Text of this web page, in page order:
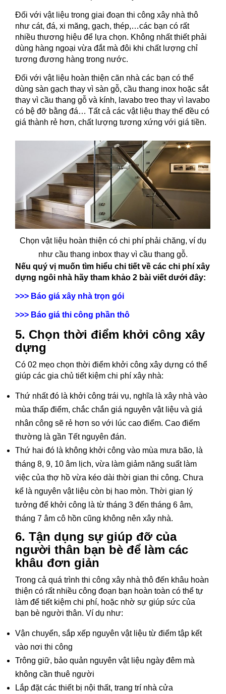
Đối với vật liệu trong giai đoạn thi công xây nhà thô
như cát, đá, xi măng, gạch, thép,…các bạn có rất
nhiều thương hiệu để lựa chọn. Không nhất thiết phải
dùng hàng ngoại vừa đắt mà đôi khi chất lượng chỉ
tương đương hàng trong nước.
Đối với vật liệu hoàn thiện căn nhà các bạn có thể
dùng sàn gạch thay vì sàn gỗ, cầu thang inox hoặc sắt
thay vì cầu thang gỗ và kính, lavabo treo thay vì lavabo
có bệ đỡ bằng đá… Tất cả các vật liệu thay thế đều có
giá thành rẻ hơn, chất lượng tương xứng với giá tiền.
Chọn vật liệu hoàn thiện có chi phí phải chăng, ví dụ
như cầu thang inbox thay vì cầu thang gỗ.
Nếu quý vị muốn tìm hiểu chi tiết về các chi phí xây
dựng ngôi nhà hãy tham khảo 2 bài viết dưới đây:
>>> Báo giá xây nhà trọn gói
>>> Báo giá thi công phần thô
5. Chọn thời điểm khởi công xây
dựng
Có 02 mẹo chọn thời điểm khởi công xây dựng có thể
giúp các gia chủ tiết kiệm chi phí xây nhà:
Thứ nhất đó là khởi công trái vụ, nghĩa là xây nhà vào
mùa thấp điểm, chắc chắn giá nguyên vật liệu và giá
nhân công sẽ rẻ hơn so với lúc cao điểm. Cao điểm
thường là gần Tết nguyên đán.
Thứ hai đó là không khởi công vào mùa mưa bão, là
tháng 8, 9, 10 âm lịch, vừa làm giảm năng suất làm
việc của thợ hồ vừa kéo dài thời gian thi công. Chưa
kể là nguyên vật liệu còn bị hao mòn. Thời gian lý
tưởng để khởi công là từ tháng 3 đến tháng 6 âm,
tháng 7 âm cô hồn cũng không nên xây nhà.
6. Tận dụng sự giúp đỡ của
người thân bạn bè để làm các
khâu đơn giản
Trong cả quá trình thi công xây nhà thô đến khâu hoàn
thiện có rất nhiều công đoạn bạn hoàn toàn có thể tự
làm để tiết kiệm chi phí, hoặc nhờ sự giúp sức của
bạn bè người thân. Ví dụ như:
Vận chuyển, sắp xếp nguyên vật liệu từ điểm tập kết
vào nơi thi công
Trông giữ, bảo quản nguyên vật liệu ngày đêm mà
không cần thuê người
Lắp đặt các thiết bị nội thất, trang trí nhà cửa